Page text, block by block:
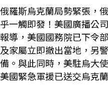
俄羅斯烏克蘭局勢緊張，
乎一觸即發！美國廣播公
報導，美國國務院已下令
及家屬立即撤出當地，另
備。與此同時，美駐烏大
美國緊急軍援已送交烏克